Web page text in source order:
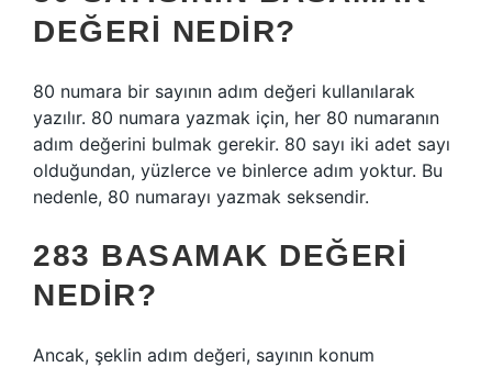
DEĞERI NEDIR?
80 numara bir sayının adım değeri kullanılarak
yazılır. 80 numara yazmak için, her 80 numaranın
adım değerini bulmak gerekir. 80 sayı iki adet sayı
olduğundan, yüzlerce ve binlerce adım yoktur. Bu
nedenle, 80 numarayı yazmak seksendir.
283 BASAMAK DEĞERI
NEDIR?
Ancak, şeklin adım değeri, sayının konum